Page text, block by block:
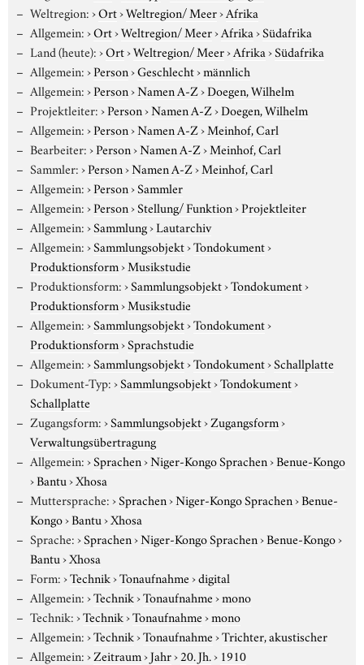
Weltregion:›Ort›Weltregion/ Meer›Afrika
Allgemein:›Ort›Weltregion/ Meer›Afrika›Südafrika
Land (heute):›Ort›Weltregion/ Meer›Afrika›Südafrika
Allgemein:›Person›Geschlecht›männlich
Allgemein:›Person›Namen A-Z›Doegen, Wilhelm
Projektleiter:›Person›Namen A-Z›Doegen, Wilhelm
Allgemein:›Person›Namen A-Z›Meinhof, Carl
Bearbeiter:›Person›Namen A-Z›Meinhof, Carl
Sammler:›Person›Namen A-Z›Meinhof, Carl
Allgemein:›Person›Sammler
Allgemein:›Person›Stellung/ Funktion›Projektleiter
Allgemein:›Sammlung›Lautarchiv
Allgemein:›Sammlungsobjekt›Tondokument›
Produktionsform›Musikstudie
Produktionsform:›Sammlungsobjekt›Tondokument›
Produktionsform›Musikstudie
Allgemein:›Sammlungsobjekt›Tondokument›
Produktionsform›Sprachstudie
Allgemein:›Sammlungsobjekt›Tondokument›Schallplatte
Dokument-Typ:›Sammlungsobjekt›Tondokument›
Schallplatte
Zugangsform:›Sammlungsobjekt›Zugangsform›
Verwaltungsübertragung
Allgemein:›Sprachen›Niger-Kongo Sprachen›Benue-Kongo
›Bantu›Xhosa
Muttersprache:›Sprachen›Niger-Kongo Sprachen›Benue-
Kongo›Bantu›Xhosa
Sprache:›Sprachen›Niger-Kongo Sprachen›Benue-Kongo›
Bantu›Xhosa
Form:›Technik›Tonaufnahme›digital
Allgemein:›Technik›Tonaufnahme›mono
Technik:›Technik›Tonaufnahme›mono
Allgemein:›Technik›Tonaufnahme›Trichter, akustischer
Allgemein:›Zeitraum›Jahr›20. Jh.› 1910